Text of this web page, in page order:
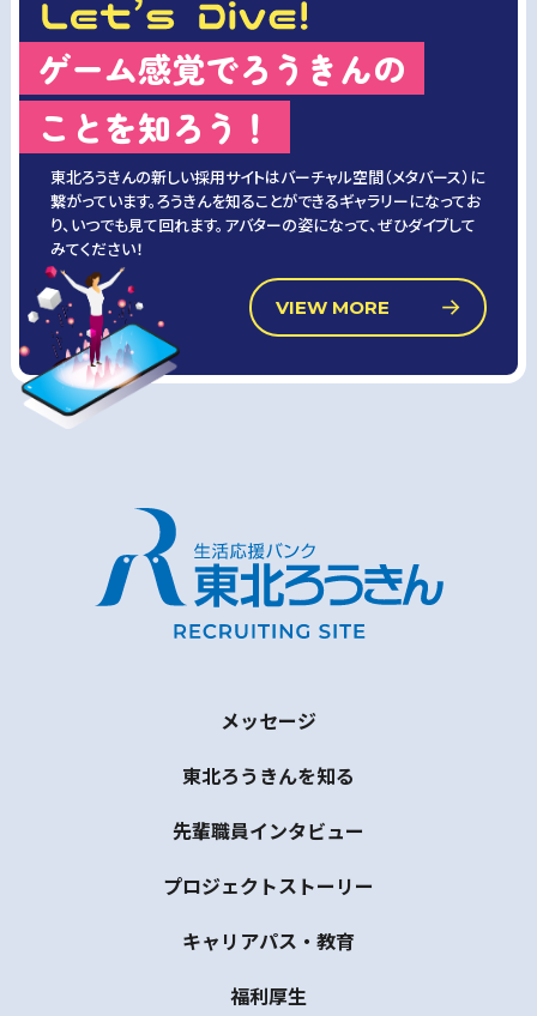
ゲーム感覚でろうきんの
ことを知ろう！
東北ろうきんの新しい採用サイトはバーチャル空間（メタバース）に
繋がっています。ろうきんを知ることができるギャラリーになってお
り、いつでも見て回れます。アバターの姿になって、ぜひダイブして
みてください！
VIEW MORE
メッセージ
東北ろうきんを知る
先輩職員インタビュー
プロジェクトストーリー
キャリアパス・教育
福利厚生